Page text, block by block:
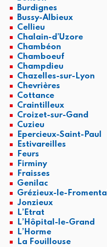
Burdignes
Bussy-Albieux
Cellieu
Chalain-d’Uzore
Chambéon
Chamboeuf
Champdieu
Chazelles-sur-Lyon
Chevrières
Cottance
Craintilleux
Croizet-sur-Gand
Cuzieu
Epercieux-Saint-Paul
Estivareilles
Feurs
Firminy
Fraisses
Genilac
Grézieux-le-Fromental
Jonzieux
L’Etrat
L’Hôpital-le-Grand
L’Horme
La Fouillouse